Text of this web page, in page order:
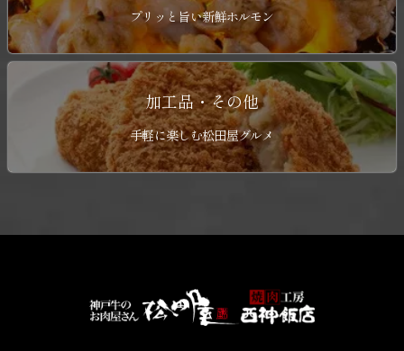
プリッと旨い新鮮ホルモン
加工品・その他
手軽に楽しむ松田屋グルメ